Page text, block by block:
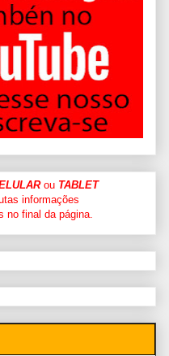
ou TABLET
informações
no final da página.